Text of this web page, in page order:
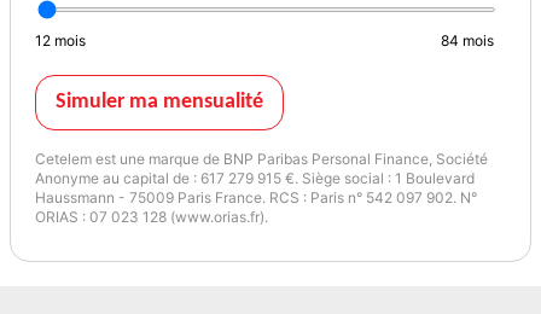
12 mois 84 mois
Simuler ma mensualité
Cetelem est une marque de BNP Paribas Personal Finance, Société
Anonyme au capital de : 617 279 915 €. Siège social : 1 Boulevard
Haussmann - 75009 Paris France. RCS : Paris n° 542 097 902. N°
ORIAS : 07 023 128 (www.orias.fr).